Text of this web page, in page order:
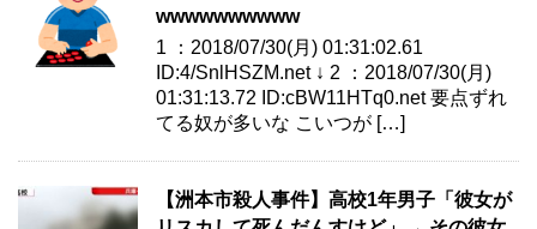
wwwwwwwwww
1 ：2018/07/30(月) 01:31:02.61
ID:4/SnlHSZM.net ↓ 2 ：2018/07/30(月)
01:31:13.72 ID:cBW11HTq0.net 要点ずれ
てる奴が多いな こいつが […]
【洲本市殺人事件】高校1年男子「彼女が